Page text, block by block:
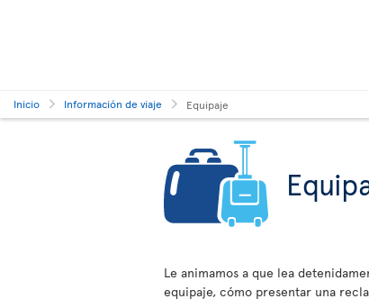
Inicio Información de viaje Equipaje
Le animamos a que lea
equipaje, cómo presentar una